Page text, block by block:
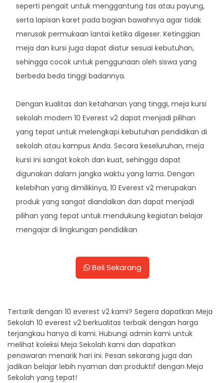
seperti pengait untuk menggantung tas atau payung,
serta lapisan karet pada bagian bawahnya agar tidak
merusak permukaan lantai ketika digeser. Ketinggian
meja dan kursi juga dapat diatur sesuai kebutuhan,
sehingga cocok untuk penggunaan oleh siswa yang
berbeda beda tinggi badannya.
Dengan kualitas dan ketahanan yang tinggi, meja kursi
sekolah modern 10 Everest v2 dapat menjadi pilihan
yang tepat untuk melengkapi kebutuhan pendidikan di
sekolah atau kampus Anda. Secara keseluruhan, meja
kursi ini sangat kokoh dan kuat, sehingga dapat
digunakan dalam jangka waktu yang lama. Dengan
kelebihan yang dimilikinya, 10 Everest v2 merupakan
produk yang sangat diandalkan dan dapat menjadi
pilihan yang tepat untuk mendukung kegiatan belajar
mengajar di lingkungan pendidikan
Beli Sekarang
Tertarik dengan 10 everest v2 kami? Segera dapatkan Meja
Sekolah 10 everest v2 berkualitas terbaik dengan harga
terjangkau hanya di kami. Hubungi admin kami untuk
melihat koleksi Meja Sekolah kami dan dapatkan
penawaran menarik hari ini. Pesan sekarang juga dan
jadikan belajar lebih nyaman dan produktif dengan Meja
Sekolah yang tepat!